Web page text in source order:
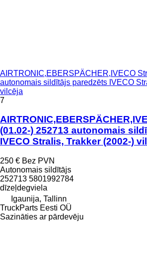
AIRTRONIC,EBERSPÄCHER,IVECO
autonomais sildītājs paredzēts IVECO
vilcēja
7
(01.02-) 252713 autonomais
IVECO Stralis, Trakker (2002-)
250 € Bez PVN
Autonomais sildītājs
252713 5801992784
dīzeļdegviela
Igaunija, Tallinn
TruckParts Eesti OÜ
Sazināties ar pārdevēju